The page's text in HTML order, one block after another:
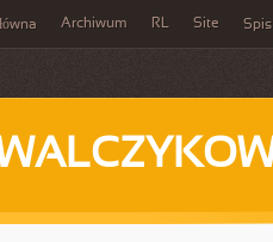
Archiwum RL Site Spis